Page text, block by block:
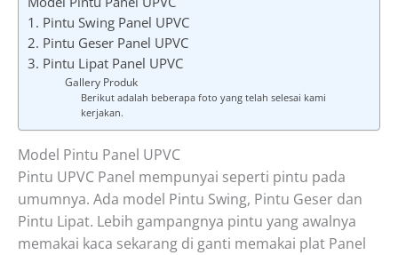
1. Pintu Swing Panel UPVC
2. Pintu Geser Panel UPVC
3. Pintu Lipat Panel UPVC
Gallery Produk
Berikut adalah beberapa foto yang telah selesai kami
kerjakan.
Model Pintu Panel UPVC
Pintu UPVC Panel mempunyai seperti pintu pada
umumnya. Ada model Pintu Swing, Pintu Geser dan
Pintu Lipat. Lebih gampangnya pintu yang awalnya
memakai kaca sekarang di ganti memakai plat Panel